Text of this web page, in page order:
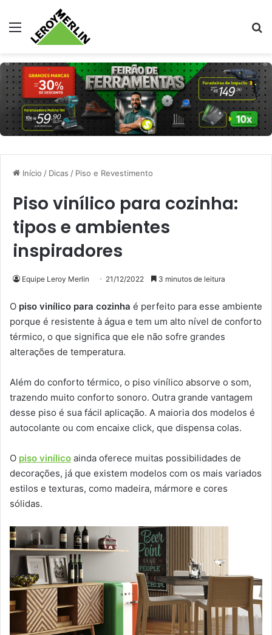
Menu
Início / Dicas / Piso e Revestimento
Piso vinílico para cozinha:
tipos e ambientes
inspiradores
Equipe Leroy Merlin 21/12/2022 3 minutos de leitura
O piso vinílico para cozinha é perfeito para esse ambiente
porque é resistente à água e tem um alto nível de conforto
térmico, o que significa que ele não sofre grandes
alterações de temperatura.
Além do conforto térmico, o piso vinílico absorve o som,
trazendo muito conforto sonoro. Outra grande vantagem
desse piso é sua fácil aplicação. A maioria dos modelos é
autocolante ou com encaixe click, que dispensa colas.
O piso vinílico ainda oferece muitas possibilidades de
decorações, já que existem modelos com os mais variados
estilos e texturas, como madeira, mármore e cores
sólidas.